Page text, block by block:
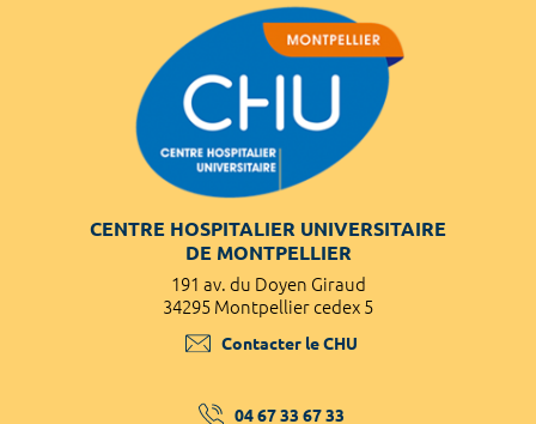
CENTRE HOSPITALIER UNIVERSITAIRE
DE MONTPELLIER
191 av. du Doyen Giraud
34295 Montpellier cedex 5
Contacter le CHU
04 67 33 67 33